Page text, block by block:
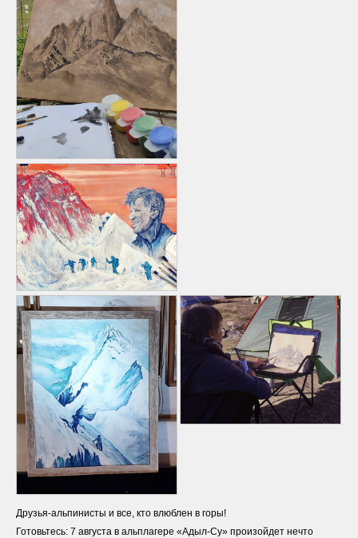
Друзья-альпинисты и все, кто влюблен в горы!
Готовьтесь: 7 августа в альплагере «Адыл-Су» произойдет нечто